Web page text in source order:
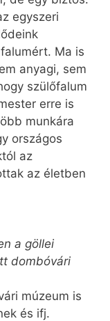
egyszeri
Ma is
anyagi, sem
szülőfalum
erre is
munkára
országos
az
az életben
a göllei
dombóvári
múzeum is
és ifj.